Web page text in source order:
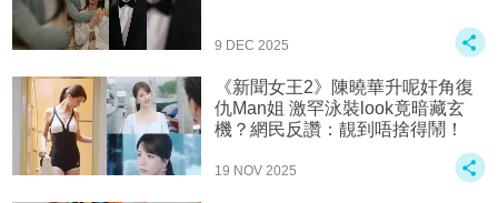
9 DEC 2025
《新聞女王2》陳曉華升呢奸角復
仇Man姐 激罕泳裝look竟暗藏玄
機？網民反讚：靚到唔捨得鬧！
19 NOV 2025